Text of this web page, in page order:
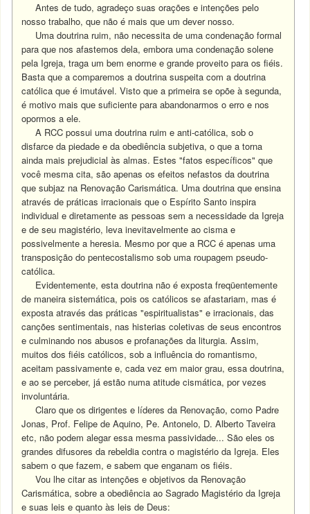
Antes de tudo, agradeço suas orações e intenções pelo
nosso trabalho, que não é mais que um dever nosso.
Uma doutrina ruim, não necessita de uma condenação formal
para que nos afastemos dela, embora uma condenação solene
pela Igreja, traga um bem enorme e grande proveito para os fiéis.
Basta que a comparemos a doutrina suspeita com a doutrina
católica que é imutável. Visto que a primeira se opõe à segunda,
é motivo mais que suficiente para abandonarmos o erro e nos
opormos a ele.
A RCC possui uma doutrina ruim e anti-católica, sob o
disfarce da piedade e da obediência subjetiva, o que a torna
ainda mais prejudicial às almas. Estes "fatos específicos" que
você mesma cita, são apenas os efeitos nefastos da doutrina
que subjaz na Renovação Carismática. Uma doutrina que ensina
através de práticas irracionais que o Espírito Santo inspira
individual e diretamente as pessoas sem a necessidade da Igreja
e de seu magistério, leva inevitavelmente ao cisma e
possivelmente a heresia. Mesmo por que a RCC é apenas uma
transposição do pentecostalismo sob uma roupagem pseudo-
católica.
Evidentemente, esta doutrina não é exposta freqüentemente
de maneira sistemática, pois os católicos se afastariam, mas é
exposta através das práticas "espiritualistas" e irracionais, das
canções sentimentais, nas histerias coletivas de seus encontros
e culminando nos abusos e profanações da liturgia. Assim,
muitos dos fiéis católicos, sob a influência do romantismo,
aceitam passivamente e, cada vez em maior grau, essa doutrina,
e ao se perceber, já estão numa atitude cismática, por vezes
involuntária.
Claro que os dirigentes e líderes da Renovação, como Padre
Jonas, Prof. Felipe de Aquino, Pe. Antonelo, D. Alberto Taveira
etc, não podem alegar essa mesma passividade... São eles os
grandes difusores da rebeldia contra o magistério da Igreja. Eles
sabem o que fazem, e sabem que enganam os fiéis.
Vou lhe citar as intenções e objetivos da Renovação
Carismática, sobre a obediência ao Sagrado Magistério da Igreja
e suas leis e quanto às leis de Deus: